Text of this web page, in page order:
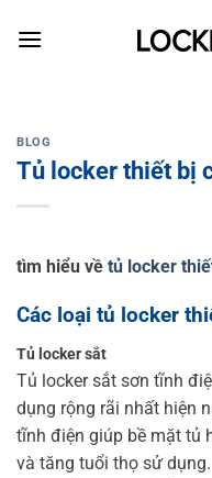
BLOG
Tủ locker thiết bị
tìm hiểu về tủ locker
Các loại tủ locker
Tủ locker sắt
Tủ locker sắt sơn tĩnh
dụng rộng rãi nhất hiện
tĩnh điện giúp bề mặt tủ
và tăng tuổi thọ sử dụng.